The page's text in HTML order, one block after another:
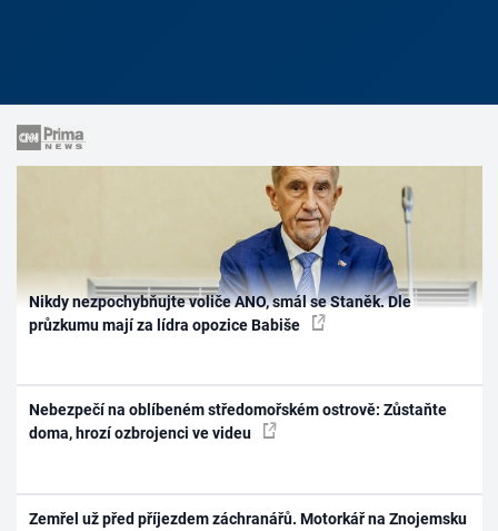
Nikdy nezpochybňujte voliče ANO, smál se Staněk. Dle
průzkumu mají za lídra opozice Babiše
Nebezpečí na oblíbeném středomořském ostrově: Zůstaňte
doma, hrozí ozbrojenci ve videu
Zemřel už před příjezdem záchranářů. Motorkář na Znojemsku